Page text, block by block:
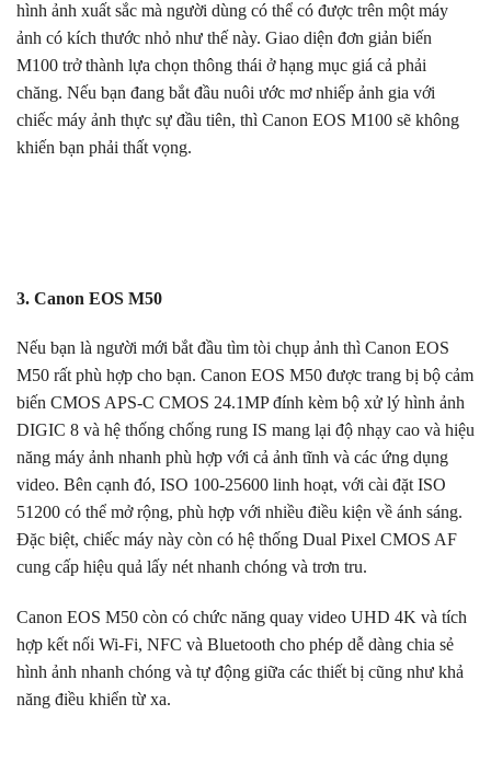
hình ảnh xuất sắc mà người dùng có thể có được trên một máy
ảnh có kích thước nhỏ như thế này. Giao diện đơn giản biến
M100 trở thành lựa chọn thông thái ở hạng mục giá cả phải
chăng. Nếu bạn đang bắt đầu nuôi ước mơ nhiếp ảnh gia với
chiếc máy ảnh thực sự đầu tiên, thì Canon EOS M100 sẽ không
khiến bạn phải thất vọng.
3. Canon EOS M50
Nếu bạn là người mới bắt đầu tìm tòi chụp ảnh thì Canon EOS
M50 rất phù hợp cho bạn. Canon EOS M50 được trang bị bộ cảm
biến CMOS APS-C CMOS 24.1MP đính kèm bộ xử lý hình ảnh
DIGIC 8 và hệ thống chống rung IS mang lại độ nhạy cao và hiệu
năng máy ảnh nhanh phù hợp với cả ảnh tĩnh và các ứng dụng
video. Bên cạnh đó, ISO 100-25600 linh hoạt, với cài đặt ISO
51200 có thể mở rộng, phù hợp với nhiều điều kiện về ánh sáng.
Đặc biệt, chiếc máy này còn có hệ thống Dual Pixel CMOS AF
cung cấp hiệu quả lấy nét nhanh chóng và trơn tru.
Canon EOS M50 còn có chức năng quay video UHD 4K và tích
hợp kết nối Wi-Fi, NFC và Bluetooth cho phép dễ dàng chia sẻ
hình ảnh nhanh chóng và tự động giữa các thiết bị cũng như khả
năng điều khiển từ xa.